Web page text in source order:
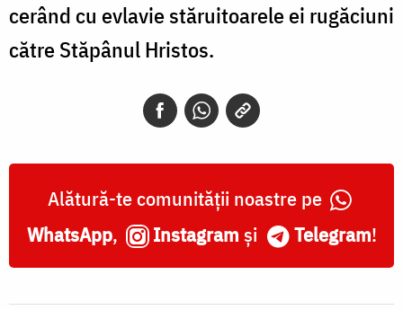
cerând cu evlavie stăruitoarele ei rugăciuni
către Stăpânul Hristos.
Alătură-te comunității noastre pe
WhatsApp, Instagram și Telegram!